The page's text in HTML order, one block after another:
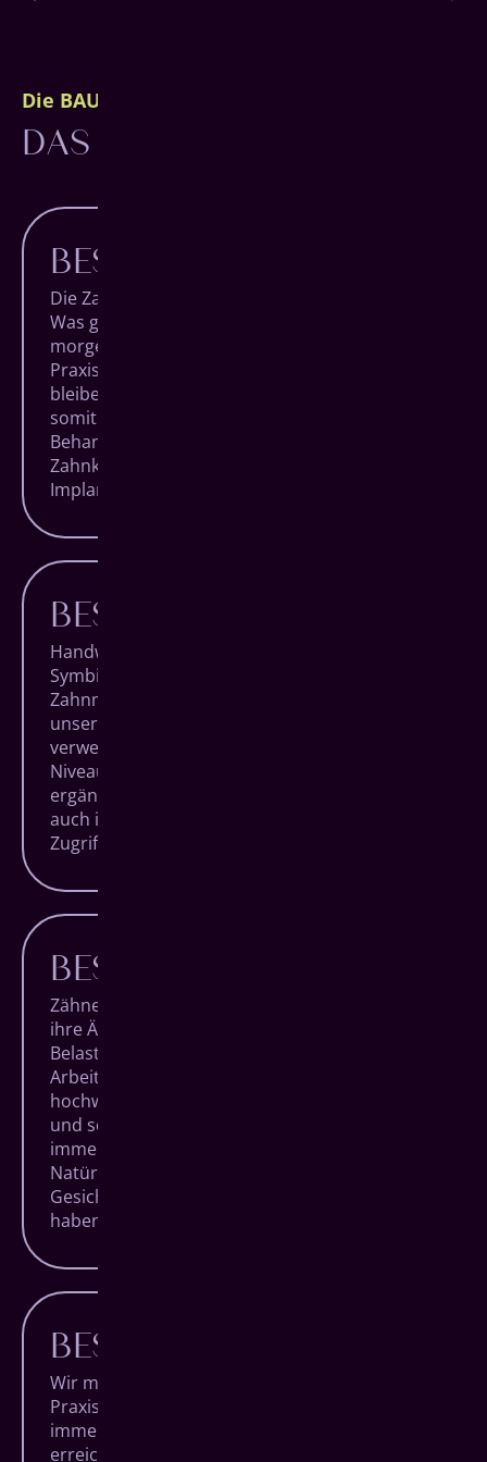
Die BAUMGARTEN Philosophie
DAS BESTE FÜR DICH.
BESTE BEHANDLUNG
Die Zahnmedizin macht täglich Fortschritte.
Was gestern noch unmöglich schien, ist
morgen vielleicht eine Revolution. Als moderne
Praxis mit den höchsten Qualitätsansprüchen
bleiben wir am Puls der Zeit und ermöglichen
somit die bewährtesten und innovativsten
Behandlungsmethoden der Welt. Von der
Zahnkorrektur bis zum vollständigen
Implantat-System.
BESTE TECHNIK
Handwerk und Technologie in perfekter
Symbiose. Das zeichnet hochqualitative
Zahnmedizin aus. Das bedeutet, dass neben
unserer Expertise und Erfahrung auch die
verwendeten Geräte auf absolutem High End-
Niveau sind und unsere Handgriffe ideal
ergänzen, sowohl im Behandlungsraum als
auch im hauseigenen Dentallabor mit direktem
Zugriff auf millimetergenaue Fertigungen.
BESTE MATERIALIEN
Zähne sind einzigartig. Sowohl mit Blick auf
ihre Ästhetik als auch auf ihre hohe
Belastbarkeit. Bei jedem unserer
Arbeitsschritte verwenden wir daher nur die
hochwertigsten Materialien, um für langlebige
und schöne Ergebnisse zu sorgen. Und das
immer unter dem Aspekt der individuellen
Natürlichkeit jedes Patienten. Für strahlende
Gesichter, die lange Freude an ihren Zähnen
haben.
BESTE BERATUNG
Wir möchten, dass Du voller Vertrauen unsere
Praxis betrittst und sie nach Deinem Termin
immer glücklich wieder verlässt. Um das zu
erreichen, nehmen wir uns besonders viel Zeit,